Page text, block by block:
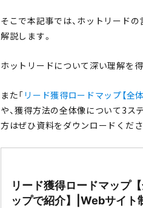
そこで本記事では、ホットリード
解説します。
ホットリードについて深い理解を
また「 リード獲得ロードマップ【全
や、獲得方法の全体像について3ス
方はぜひ資料をダウンロードくださ
リード獲得ロードマップ
ップで紹介】|Webサイト